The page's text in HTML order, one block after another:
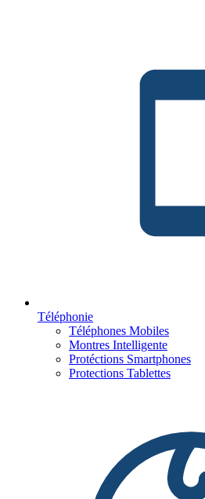
Téléphonie
Téléphones Mobiles
Montres Intelligente
Protéctions Smartphones
Protections Tablettes